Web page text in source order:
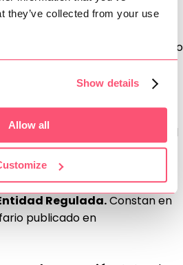
they’ve collected from your use
Show details
Allow all
por el beneficiario estén
distintas, se aplicará un tipo de
un diferencial respecto
para determinarlo. Dicho
prestados por las
el uso de la Plataforma.
El
sujeto a cuota, suscripción
Regulada.Constan en
publicado en